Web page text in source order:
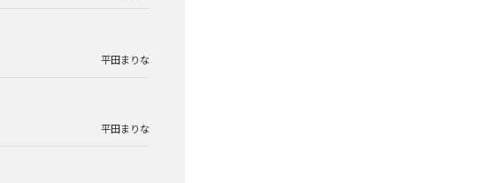
平田まりな
平田まりな